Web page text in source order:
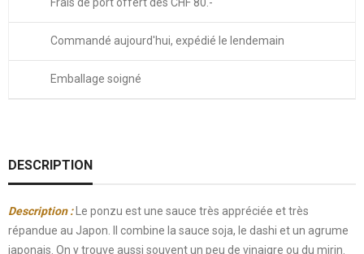
Frais de port offert dès CHF 80.-
Commandé aujourd'hui, expédié le lendemain
Emballage soigné
DESCRIPTION
Description :Le ponzu est une sauce très appréciée et très
répandue au Japon. Il combine la sauce soja, le dashi et un agrume
japonais. On y trouve aussi souvent un peu de vinaigre ou du mirin.